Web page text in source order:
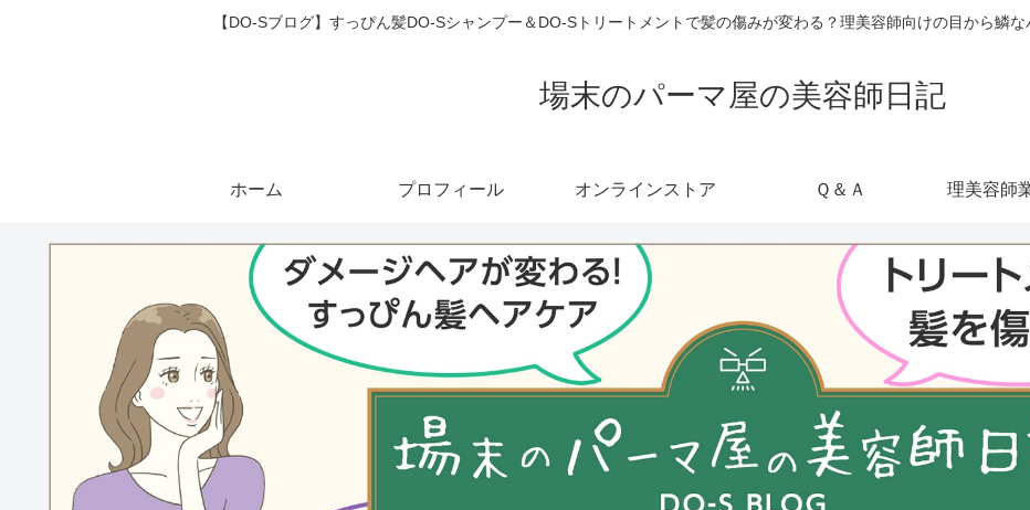
【DO-Sブログ】すっぴん髪DO-Sシャンプー＆DO-Sトリートメントで髪の傷みが変わる？理美容師向けの目から鱗
場末のパーマ屋の美容師日記
ホーム プロフィール オンラインストア Ｑ＆Ａ 理美容師